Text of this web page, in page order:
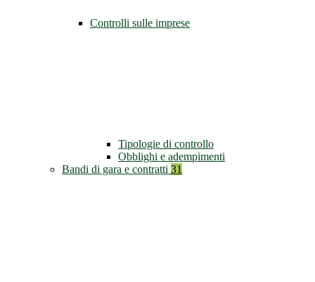
Controlli sulle imprese
Tipologie di controllo
Obblighi e adempimenti
Bandi di gara e contratti 31